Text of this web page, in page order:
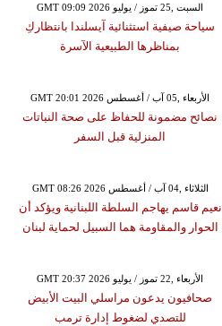
GMT 09:09 2026 السبت ,25 تموز / يوليو
سياحة صيفية استثنائية آيسلندا بانتظاركِ
بمناظرها الطبيعية الآسرة
GMT 20:01 2026 الأربعاء ,05 آب / أغسطس
نصائح مضمونة للحفاظ على صحة النباتات
المنزلية قبل السفر
GMT 08:26 2026 الثلاثاء ,04 آب / أغسطس
نعيم قاسم يهاجم السلطة اللبنانية ويؤكد أن
الحوار والمقاومة هما السبيل لحماية لبنان
GMT 20:37 2026 الأربعاء ,22 تموز / يوليو
صحافيون يدعون مراسلي البيت الأبيض
للتصدي لضغوط إدارة ترمب